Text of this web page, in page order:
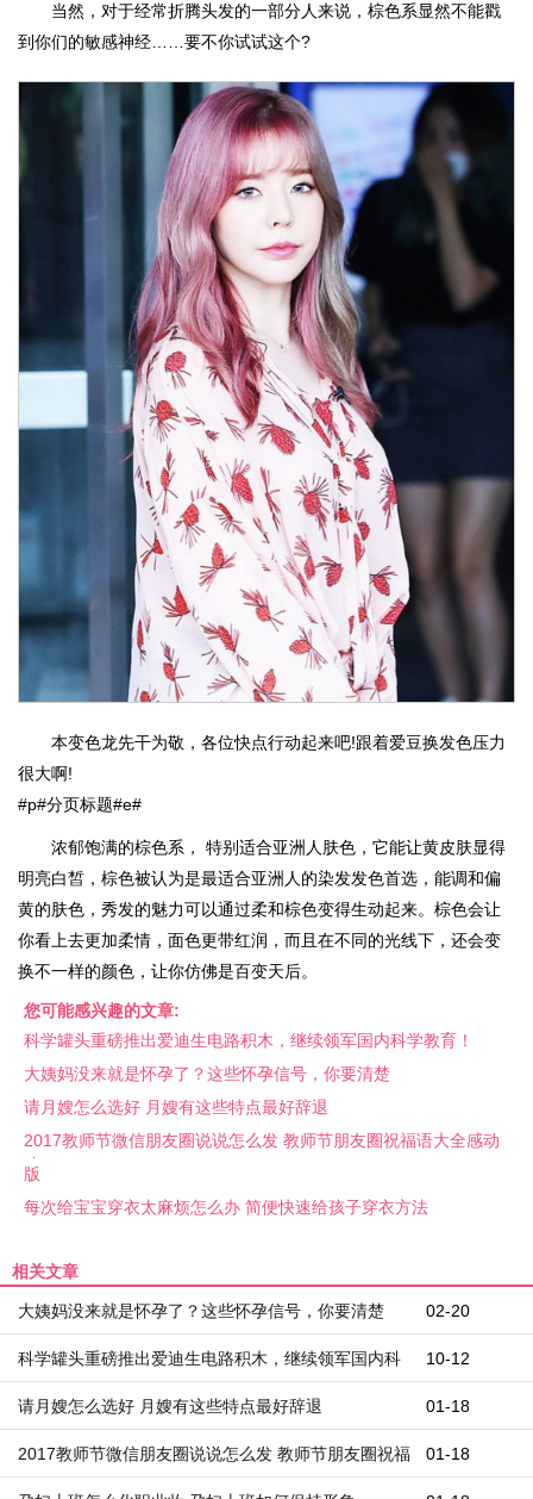
当然，对于经常折腾头发的一部分人来说，棕色系显然不能戳
到你们的敏感神经……要不你试试这个?
本变色龙先干为敬，各位快点行动起来吧!跟着爱豆换发色压力
很大啊!
#p#分页标题#e#
浓郁饱满的棕色系， 特别适合亚洲人肤色，它能让黄皮肤显得
明亮白皙，棕色被认为是最适合亚洲人的染发发色首选，能调和偏
黄的肤色，秀发的魅力可以通过柔和棕色变得生动起来。棕色会让
你看上去更加柔情，面色更带红润，而且在不同的光线下，还会变
换不一样的颜色，让你仿佛是百变天后。
您可能感兴趣的文章:
科学罐头重磅推出爱迪生电路积木，继续领军国内科学教育！
大姨妈没来就是怀孕了？这些怀孕信号，你要清楚
请月嫂怎么选好 月嫂有这些特点最好辞退
2017教师节微信朋友圈说说怎么发 教师节朋友圈祝福语大全感动
版
每次给宝宝穿衣太麻烦怎么办 简便快速给孩子穿衣方法
相关文章
02-20
大姨妈没来就是怀孕了？这些怀孕信号，你要清楚
10-12
科学罐头重磅推出爱迪生电路积木，继续领军国内科
学教育！ 01-18
请月嫂怎么选好 月嫂有这些特点最好辞退
01-18
2017教师节微信朋友圈说说怎么发 教师节朋友圈祝福